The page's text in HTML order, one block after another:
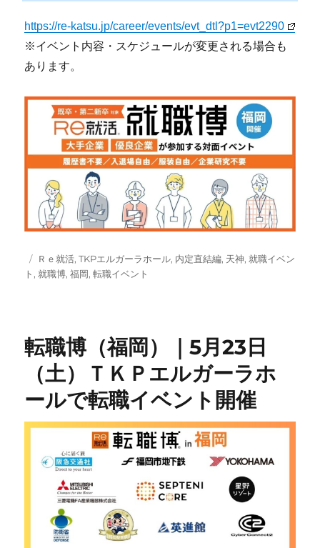
https://re-katsu.jp/career/events/evt_dtl?p1=evt2290
※イベント内容・スケジュールが変更される場合も
あります。
投
稿
タ
グ
Ｒｅ就活,TKPエルガーラホール, 内定直結編, 天神, 就職イベン
ト , 就職博,福岡,転職イベント
転職博（福岡）｜5月23日
（土）ＴＫＰエルガーラホ
ールで転職イベント開催